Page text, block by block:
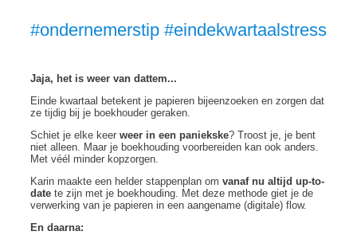
#ondernemerstip #eindekwartaalstress
Jaja, het is weer van dattem...
Einde kwartaal betekent je papieren bijeenzoeken en zorgen dat
ze tijdig bij je boekhouder geraken.
Schiet je elke keer weer in een paniekske? Troost je, je bent
niet alleen. Maar je boekhouding voorbereiden kan ook anders.
Met véél minder kopzorgen.
Karin maakte een helder stappenplan om vanaf nu altijd up-to-
date te zijn met je boekhouding. Met deze methode giet je de
verwerking van je papieren in een aangename (digitale) flow.
En daarna: